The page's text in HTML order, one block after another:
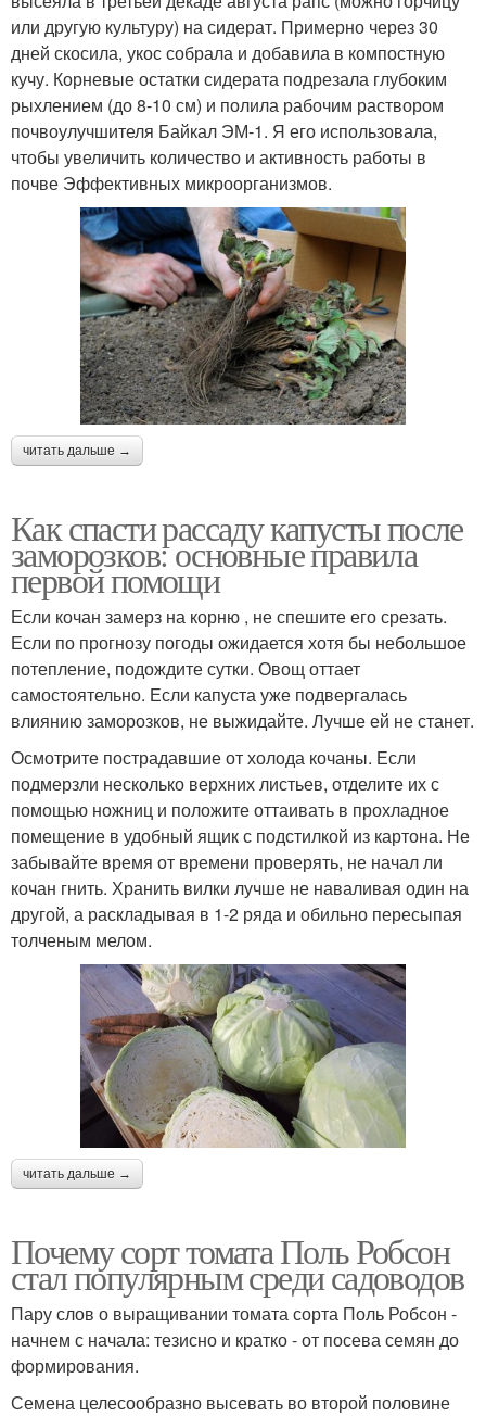
или другую культуру) на сидерат. Примерно через 30
дней скосила, укос собрала и добавила в компостную
кучу. Корневые остатки сидерата подрезала глубоким
рыхлением (до 8-10 см) и полила рабочим раствором
почвоулучшителя Байкал ЭМ-1. Я его использовала,
чтобы увеличить количество и активность работы в
почве Эффективных микроорганизмов.
читать дальше →
Как спасти рассаду капусты после
заморозков: основные правила
первой помощи
Если кочан замерз на корню , не спешите его срезать.
Если по прогнозу погоды ожидается хотя бы небольшое
потепление, подождите сутки. Овощ оттает
самостоятельно. Если капуста уже подвергалась
влиянию заморозков, не выжидайте. Лучше ей не станет.
Осмотрите пострадавшие от холода кочаны. Если
подмерзли несколько верхних листьев, отделите их с
помощью ножниц и положите оттаивать в прохладное
помещение в удобный ящик с подстилкой из картона. Не
забывайте время от времени проверять, не начал ли
кочан гнить. Хранить вилки лучше не наваливая один на
другой, а раскладывая в 1-2 ряда и обильно пересыпая
толченым мелом.
читать дальше →
Почему сорт томата Поль Робсон
стал популярным среди садоводов
Пару слов о выращивании томата сорта Поль Робсон -
начнем с начала: тезисно и кратко - от посева семян до
формирования.
Семена целесообразно высевать во второй половине